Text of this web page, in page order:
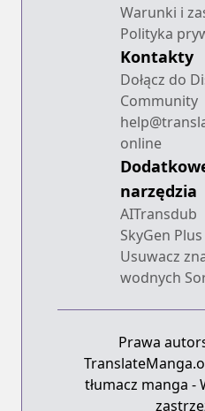
Warunki i
Polityka
Kontakty
Dołącz do
Community
online
narzędzia
AITransdub
SkyGen Plus
Usuwacz
wodnych
Prawa
tłumacz manga -